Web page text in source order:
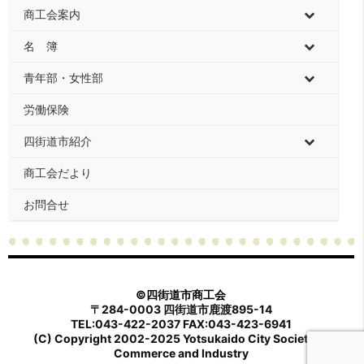
商工会案内
名 簿
青年部・女性部
労働保険
四街道市紹介
商工会だより
お問合せ
©四街道市商工会
〒284-0003 四街道市鹿渡895-14
TEL:043-422-2037 FAX:043-423-6941
(C) Copyright 2002-2025 Yotsukaido City Society of
Commerce and Industry